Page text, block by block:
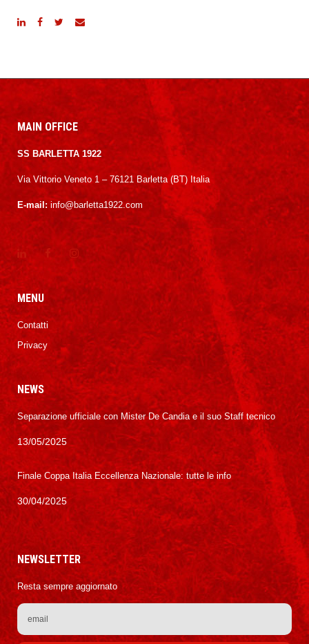
MAIN OFFICE
SS BARLETTA 1922
Via Vittorio Veneto 1 – 76121 Barletta (BT) Italia
E-mail: info@barletta1922.com
MENU
Contatti
Privacy
NEWS
Separazione ufficiale con Mister De Candia e il suo Staff tecnico
13/05/2025
Finale Coppa Italia Eccellenza Nazionale: tutte le info
30/04/2025
NEWSLETTER
Resta sempre aggiornato